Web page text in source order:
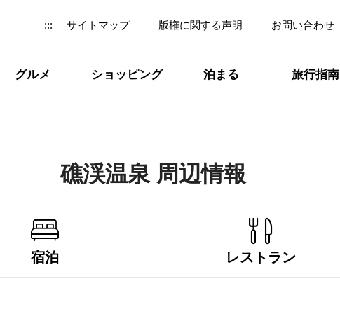
::: サイトマップ 版権に関する声明 お問い合わせ
グルメ ショッピング 泊まる 旅行指南
礁渓温泉 周辺情報
宿泊 レストラン